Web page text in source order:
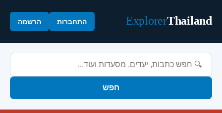
Thailand
Explorer התחברות הרשמה
חפש